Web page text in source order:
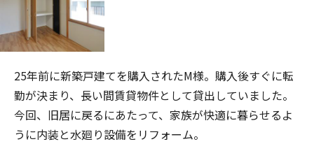
25年前に新築戸建てを購入されたM様。購入後すぐに転
勤が決まり、長い間賃貸物件として貸出していました。
今回、旧居に戻るにあたって、家族が快適に暮らせるよ
うに内装と水廻り設備をリフォーム。